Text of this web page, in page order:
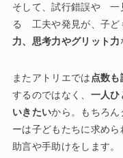
そして、試行錯誤や 一
る 工夫や発見が、子ど
力、思考力やグリット力
またアトリエでは 点数
するのではなく、 一人ひ
いきたいから。もちろん
ーは子どもたちに求め
助言や手助けをします。